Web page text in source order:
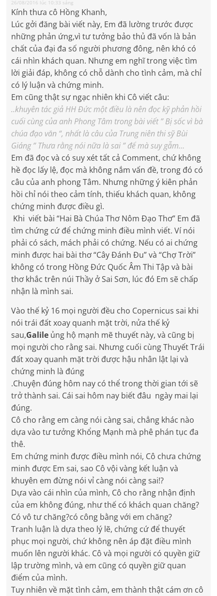
26/08/2016 lúc 10:33 sáng
Kính thưa cô Hồng Khanh,
Lúc gởi đăng bài viết này, Em đã lường trước được
những phản ứng,vì tư tưởng bảo thủ đã vốn là bản
chất của đại đa số người phương đông, nên khó có
cái nhìn khách quan. Nhưng em nghĩ trong việc tìm
lời giải đáp, không có chỗ dành cho tình cảm, mà chỉ
có lý luận và chứng minh.
Em cũng thật sự ngạc nhiên khi Cô viết câu:
..khuyên tác giả HH Đức một điều là nên đọc kỹ phản hồi
cuối cùng của anh Phong Tâm trong bài viết ” Bị sốc vì bà
chúa đạo văn “, nhất là câu của Trung niên thi sỹ Bùi
Giáng ” Thưa rằng nói nữa là sai ” để mà suy gẫm…
Em đã đọc và có suy xét tất cả Comment, chứ không
hề đọc lấy lệ, đọc mà không nắm vấn đề, trong đó có
câu của anh phong Tâm. Nhưng những ý kiên phản
hồi chỉ nói theo cảm tính, thiếu khách quan, không
chứng minh được điều gì.
Khi viết bài “Hai Bà Chúa Thơ Nôm Đạo Thơ” Em đã
tìm chứng cứ để chứng minh điều mình viết. Ví nói
phải có sách, mách phải có chứng. Nếu có ai chứng
minh được hai bài thơ “Cây Đánh Đu” và “Chợ Trời”
không có trong Hồng Đức Quốc Âm Thi Tập và bài
thơ khắc trên núi Thầy ở Sai Sơn, lúc đó Em sẽ chấp
nhận là mình sai.
Vào thế kỷ 16 mọi người đều cho Copernicus sai khi
nói trái đất xoay quanh mặt trời, nửa thế kỷ
sau,Galile ủng hộ mạnh mẽ thuyết này, và cũng bị
mọi người cho rằng sai. Nhưng cuối cùng Thuyết Trái
đất xoay quanh mặt trời được hậu nhân lật lại và
chứng minh là đúng
.Chuyện đúng hôm nay có thể trong thời gian tới sẽ
trở thành sai. Cái sai hôm nay biết đâu ngày mai lại
đúng.
Cô cho rằng em càng nói càng sai, chẳng khác nào
dựa vào tư tưởng Khổng Mạnh mà phê phán tục đa
thê.
Em chứng minh được điều mình nói, Cô chưa chứng
minh được Em sai, sao Cô vội vàng kết luận và
khuyên em đừng nói vỉ càng nói càng sai!?
Dựa vào cái nhìn của mình, Cô cho rằng nhận định
của em không đúng, như thế có khách quan chăng?
Có vô tư chăng?có công bằng với em chăng?
Tranh luận là dựa theo lý lẽ, chứng cứ để thuyết
phục mọi người, chứ không nên áp đặt điều mình
muốn lên người khác. Cô và mọi người có quyền giữ
lập trường mình, và em cũng có quyền giữ quan
điểm của mình.
Tuy nhiên về mặt tình cảm, em thành thật cám ơn cô